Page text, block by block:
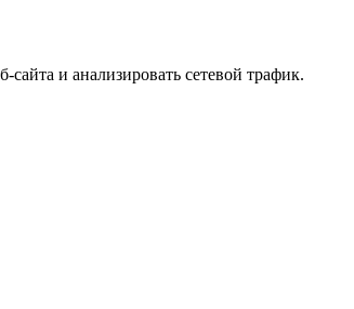
и анализировать сетевой трафик.